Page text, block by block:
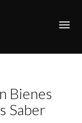
Bienes
Saber